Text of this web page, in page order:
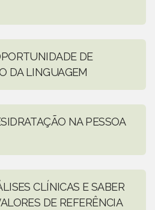
DE
DA LINGUAGEM
NA PESSOA
CLÍNICAS E SABER
DE REFERÊNCIA